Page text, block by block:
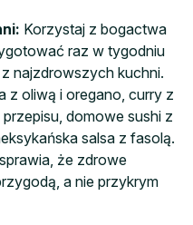
Korzystaj z bogactwa
raz w tygodniu
najzdrowszych kuchni.
z oliwą i oregano, curry z
domowe sushi z
salsa z fasolą.
że zdrowe
a nie przykrym